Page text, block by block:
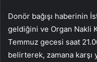
Donör bağışı haberinin
geldiğini ve Organ Nakli
Temmuz gecesi saat
belirterek, zamana karşı